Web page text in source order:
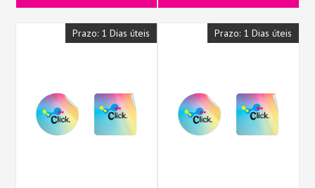
Prazo: 1 Dias úteis Prazo: 1 Dias úteis